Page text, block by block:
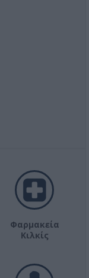
Φαρμακεία
Κιλκίς